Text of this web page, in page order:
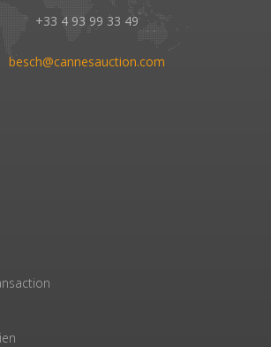
+33 4 93 99 33 49
besch@cannesauction.com